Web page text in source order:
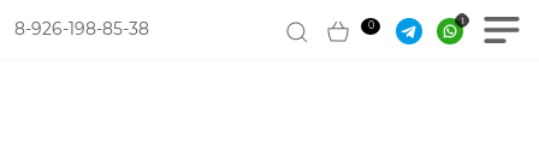
8-926-198-85-38 0